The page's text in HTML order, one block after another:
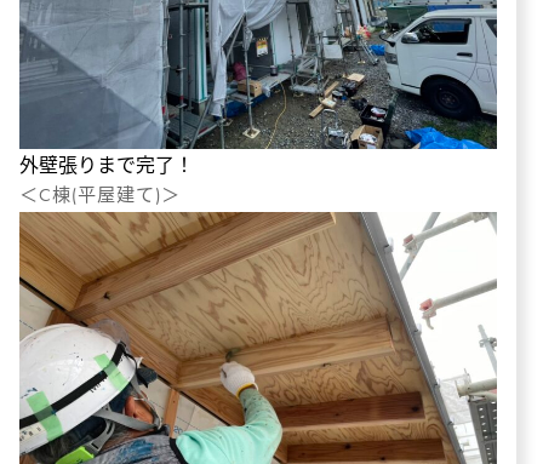
外壁張りまで完了！
＜C棟(平屋建て)＞